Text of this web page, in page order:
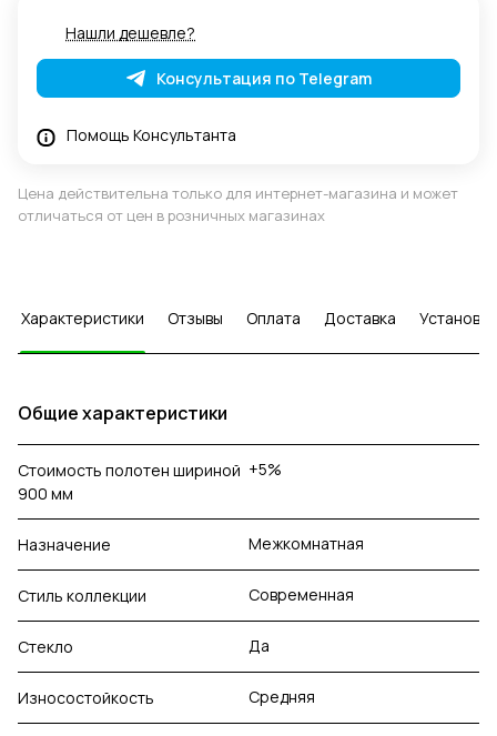
Нашли дешевле?
Консультация по Telegram
Помощь Консультанта
Цена действительна только для интернет-магазина и может
отличаться от цен в розничных магазинах
Характеристики Отзывы Оплата Доставка Установка
Общие характеристики
Стоимость полотен шириной
900 мм
+5%
Назначение Межкомнатная
Стиль коллекции Современная
Стекло Да
Износостойкость Средняя